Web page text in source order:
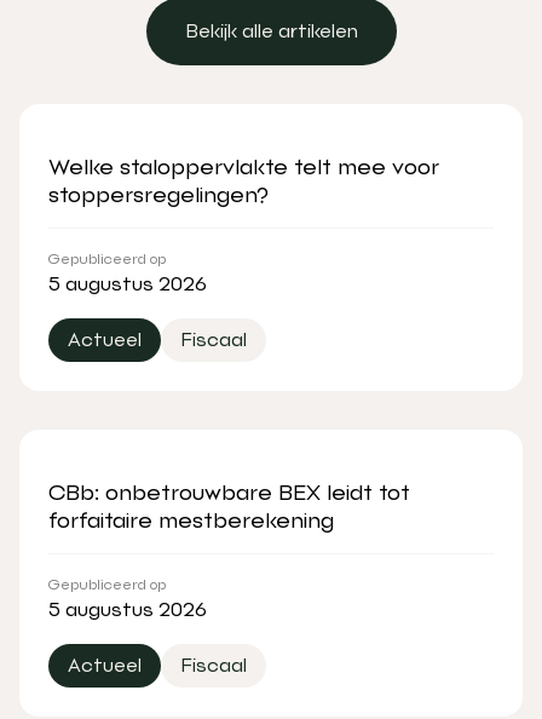
Bekijk alle artikelen
Welke staloppervlakte telt mee voor
stoppersregelingen?
Gepubliceerd op
5 augustus 2026
Actueel Fiscaal
CBb: onbetrouwbare BEX leidt tot
forfaitaire mestberekening
Gepubliceerd op
5 augustus 2026
Actueel Fiscaal